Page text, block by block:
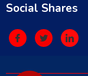
Social Shares